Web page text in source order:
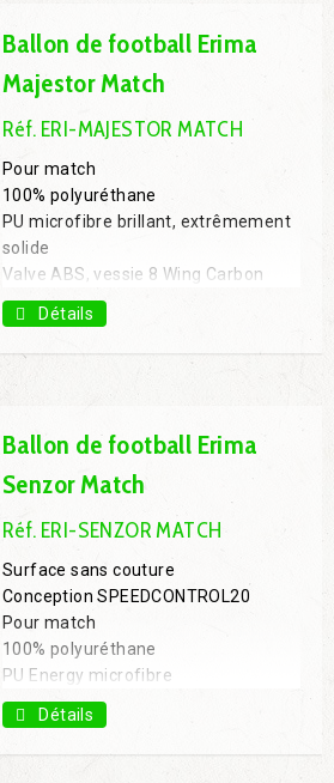
Ballon de football Erima
Majestor Match
Réf. ERI-MAJESTOR MATCH
Pour match
100% polyuréthane
PU microfibre brillant, extrêmement
solide
Valve ABS, vessie 8 Wing Carbon
Latex
T.5
(existe en version entraînement ERI-
Détails
Ballon de football Erima
Senzor Match
Réf. ERI-SENZOR MATCH
Surface sans couture
Conception SPEEDCONTROL20
Pour match
100% polyuréthane
PU Energy microfibre
Absorption minimale d'eau en cas de
pluie
Valve ABS, vessie 8 Wing Carbon
Détails